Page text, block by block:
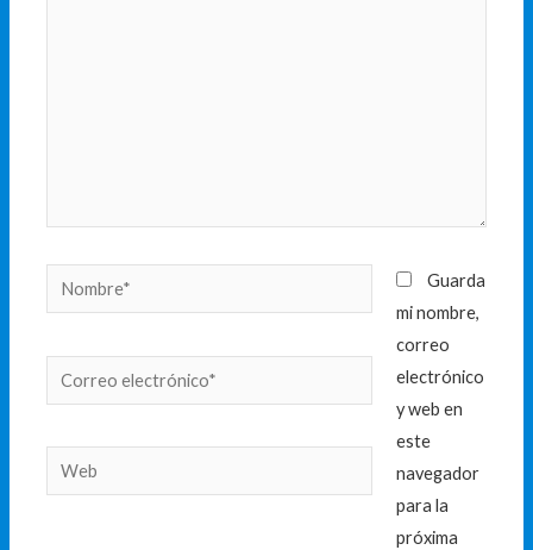
Nombre*
Correo
electrónico*
Web
Guarda
mi nombre,
correo
electrónico
y web en
este
navegador
para la
próxima